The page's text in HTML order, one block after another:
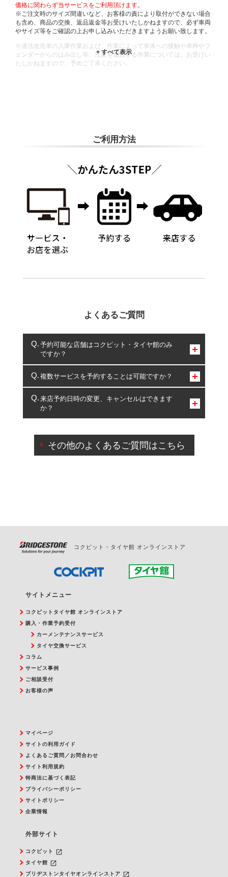
価格に関わらず当サービスをご利用頂けます。
※ご注文時のサイズ間違いなど、お客様の責により取付ができない場合
も含め、商品の交換、返品返金等お受けいたしかねますので、必ず車両
やサイズ等をご確認の上お申し込みいただきますようお願い致します。
※違法改造車の入庫作業および、作業によって車体への接触や車枠やフ
ェンダーからのはみ出し等、法規を逸脱する作業については、お受けい
たしかねますので、予めご了承ください。
ご利用方法
よくあるご質問
予約可能な店舗はコクピット・タイヤ館のみ
ですか？
コクピット・タイヤ館のみとなります。
複数サービスを予約することは可能ですか？
複数サービスのご予約は可能です。
一部の商品・サービスの組み合わせに限り、同時にご予約が
出来ないものもございます。
来店予約日時の変更、キャンセルはできます
か？
ご来店予約日の3営業日前を過ぎている場合のご予約
の日時変更につきましては、直接ご予約の店舗まで
その他のよくあるご質問はこちら
コクピット・タイヤ館 オンラインストア
サイトメニュー
コクピットタイヤ館 オンラインストア
購入・作業予約受付
カーメンテナンスサービス
タイヤ交換サービス
コラム
サービス事例
ご相談受付
お客様の声
マイページ
サイトの利用ガイド
よくあるご質問／お問合わせ
サイト利用規約
特商法に基づく表記
プライバシーポリシー
サイトポリシー
企業情報
外部サイト
コクピット launch
タイヤ館 launch
ブリヂストンタイヤオンラインストア launch